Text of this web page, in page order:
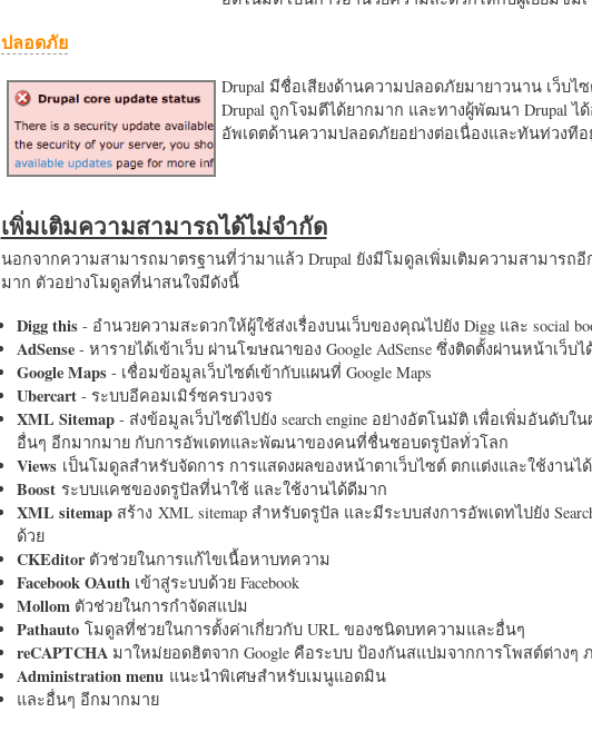
ปลอดภัย
Drupal มีชื่อเสียงด้านความปลอดภัยมายาวนาน เว็บไ
Drupal ถูกโจมตีได้ยากมาก และทางผู้พัฒนา Drupal ไ
อัพเดตด้านความปลอดภัยอย่างต่อเนื่องและทันท่วงทีอ
เพิ่มเติมความสามารถได้ไม่จำกัด
นอกจากความสามารถมาตรฐานที่ว่ามาแล้ว Drupal ยังมีโมดูลเพิ่มเติมความสามารถอี
มาก ตัวอย่างโมดูลที่น่าสนใจมีดังนี้
Digg this- อำนวยความสะดวกให้ผู้ใช้ส่งเรื่องบนเว็บของคุณไปยัง Digg และ social
AdSense- หารายได้เข้าเว็บ ผ่านโฆษณาของ Google AdSense ซึ่งติดตั้งผ่านหน้าเว็บไ
Google Maps- เชื่อมข้อมูลเว็บไซต์เข้ากับแผนที่ Google Maps
Ubercart- ระบบอีคอมเมิร์ซครบวงจร
XML Sitemap- ส่งข้อมูลเว็บไซต์ไปยัง search engine อย่างอัตโนมัติ เพื่อเพิ่มอันดับใ
อื่นๆ อีกมากมาย กับการอัพเดทและพัฒนาของคนที่ชื่นชอบดรูปัลทั่วโลก
Views เป็นโมดูลสำหรับจัดการ การแสดงผลของหน้าตาเว็บไซต์ ตกแต่งและใช้งานไ
Boost ระบบแคชของดรูปัลที่น่าใช้ และใช้งานได้ดีมาก
XML sitemapสร้าง XML sitemap สำหรับดรูปัล และมีระบบส่งการอัพเดทไปยัง
ด้วย
CKEditorตัวช่วยในการแก้ไขเนื้อหาบทความ
Facebook OAuth เข้าสู่ระบบด้วย Facebook
Mollom ตัวช่วยในการกำจัดสแปม
Pathautoโมดูลที่ช่วยในการตั้งค่าเกี่ยวกับ URL ของชนิดบทความและอื่นๆ
reCAPTCHA มาใหม่ยอดฮิตจาก Google คือระบบ ป้องกันสแปมจากการโพสต์ต่างๆ
Administration menu แนะนำพิเศษสำหรับเมนูแอดมิน
และอื่นๆ อีกมากมาย